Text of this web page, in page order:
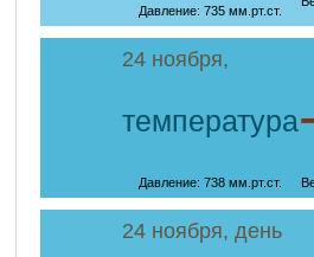
Давление: 735 мм.рт.ст.
24 ноября,
температура
Давление: 738 мм.рт.ст.
24 ноября, день